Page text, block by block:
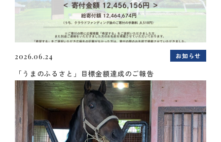
2026.06.24 お知らせ
「うまのふるさと」目標金額達成のご報告